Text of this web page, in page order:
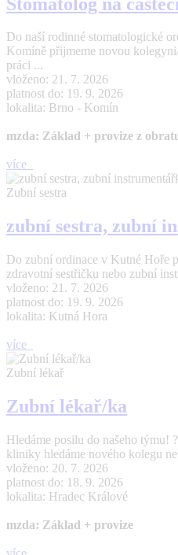
Do naší rodinné stomatologické
Komíně přijmeme novou
práci ...
vloženo: 21. 7. 2026
platnost do: 19. 9. 2026
lokalita: Brno - Komín
mzda: Základ + provize z
více
Zubní sestra
zubní sestra, zubní
Do zubní ordinace v Kutné Hoře
zdravotní sestřičku nebo zubní
vloženo: 21. 7. 2026
platnost do: 19. 9. 2026
lokalita: Kutná Hora
více
Zubní lékař
Zubní lékař/ka
Hledáme posilu do našeho týmu!
kliniky hledáme nového kolegu
vloženo: 20. 7. 2026
platnost do: 18. 9. 2026
lokalita: Hradec Králové
mzda: Základ + provize